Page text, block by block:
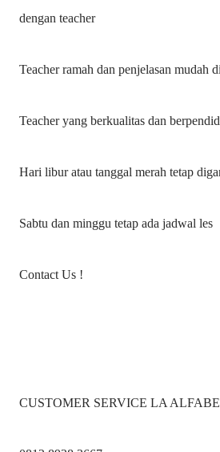
dengan teacher
Teacher ramah dan penjelasan mudah
Teacher yang berkualitas dan
Hari libur atau tanggal merah tetap
Sabtu dan minggu tetap ada jadwal les
Contact Us !
CUSTOMER SERVICE LA